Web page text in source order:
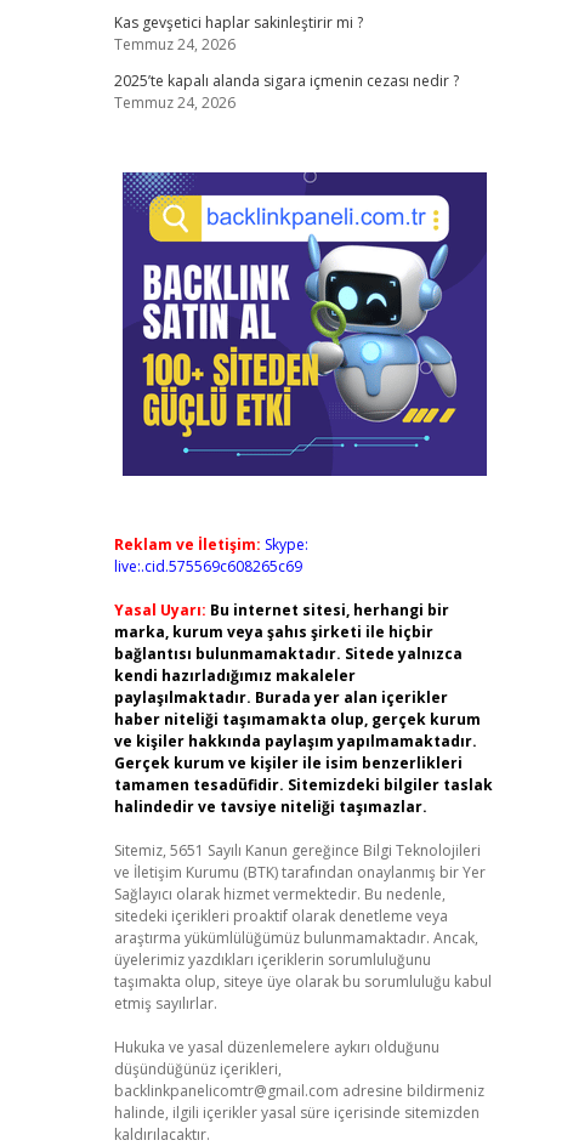
Kas gevşetici haplar sakinleştirir mi ?
Temmuz 24, 2026
2025’te kapalı alanda sigara içmenin cezası nedir ?
Temmuz 24, 2026
Reklam ve İletişim: Skype:
live:.cid.575569c608265c69
Yasal Uyarı: Bu internet sitesi, herhangi bir
marka, kurum veya şahıs şirketi ile hiçbir
bağlantısı bulunmamaktadır. Sitede yalnızca
kendi hazırladığımız makaleler
paylaşılmaktadır. Burada yer alan içerikler
haber niteliği taşımamakta olup, gerçek kurum
ve kişiler hakkında paylaşım yapılmamaktadır.
Gerçek kurum ve kişiler ile isim benzerlikleri
tamamen tesadüfidir. Sitemizdeki bilgiler taslak
halindedir ve tavsiye niteliği taşımazlar.
Sitemiz, 5651 Sayılı Kanun gereğince Bilgi Teknolojileri
ve İletişim Kurumu (BTK) tarafından onaylanmış bir Yer
Sağlayıcı olarak hizmet vermektedir. Bu nedenle,
sitedeki içerikleri proaktif olarak denetleme veya
araştırma yükümlülüğümüz bulunmamaktadır. Ancak,
üyelerimiz yazdıkları içeriklerin sorumluluğunu
taşımakta olup, siteye üye olarak bu sorumluluğu kabul
etmiş sayılırlar.
Hukuka ve yasal düzenlemelere aykırı olduğunu
düşündüğünüz içerikleri,
backlinkpanelicomtr@gmail.com adresine bildirmeniz
halinde, ilgili içerikler yasal süre içerisinde sitemizden
kaldırılacaktır.